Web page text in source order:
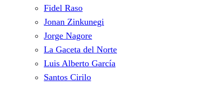
Fidel Raso
Jonan Zinkunegi
Jorge Nagore
La Gaceta del Norte
Luis Alberto García
Santos Cirilo